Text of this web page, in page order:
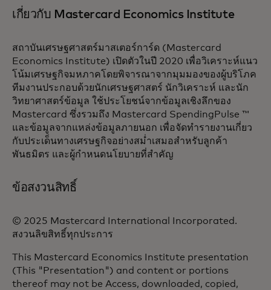
เกี่ยวกับ Mastercard Economics Institute
สถาบันเศรษฐศาสตร์มาสเตอร์การ์ด (Mastercard
Economics Institute) เปิดตัวในปี 2020 เพื่อวิเคราะห์แนว
โน้มเศรษฐกิจมหภาคโดยพิจารณาจากมุมมองของผู้บริโภค
ทีมงานประกอบด้วยนักเศรษฐศาสตร์ นักวิเคราะห์ และนัก
วิทยาศาสตร์ข้อมูล ใช้ประโยชน์จากข้อมูลเชิงลึกของ
Mastercard ซึ่งรวมถึง Mastercard SpendingPulse ™
และข้อมูลจากแหล่งข้อมูลภายนอก เพื่อจัดทำรายงานเกี่ยว
กับประเด็นทางเศรษฐกิจอย่างสม่ำเสมอสำหรับลูกค้า
พันธมิตร และผู้กำหนดนโยบายที่สำคัญ
ข้อสงวนสิทธิ์
© 2025 Mastercard International Incorporated.
สงวนลิขสิทธิ์ทุกประการ
This Mastercard Economics Institute presentation
(This "Presentation") and content or portions
thereof may not be Access, downloaded, copied,